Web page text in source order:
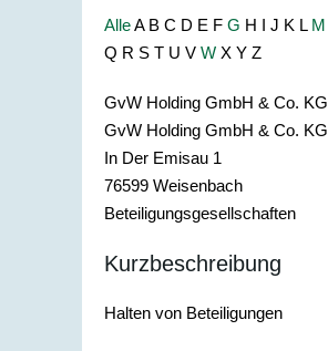
AlleA B C D E F G H I J K L M
Q R S T U V W X Y Z
GvW Holding GmbH & Co. KG
GvW Holding GmbH & Co. KG
In Der Emisau 1
76599 Weisenbach
Beteiligungsgesellschaften
Kurzbeschreibung
Halten von Beteiligungen